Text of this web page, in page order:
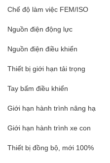
Chế độ làm việc FEM/ISO
Nguồn điện động lực
Nguồn điện điều khiển
Thiết bị giới hạn tải trọng
Tay bấm điều khiển
Giới hạn hành trình nâng hạ
Giới hạn hành trình xe con
Thiết bị đồng bộ, mới 100%